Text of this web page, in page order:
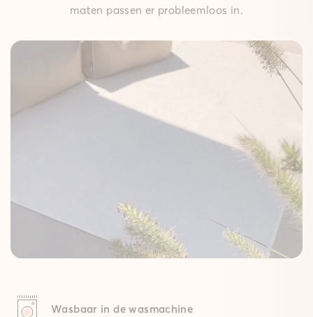
maten passen er probleemloos in.
Wasbaar in de wasmachine